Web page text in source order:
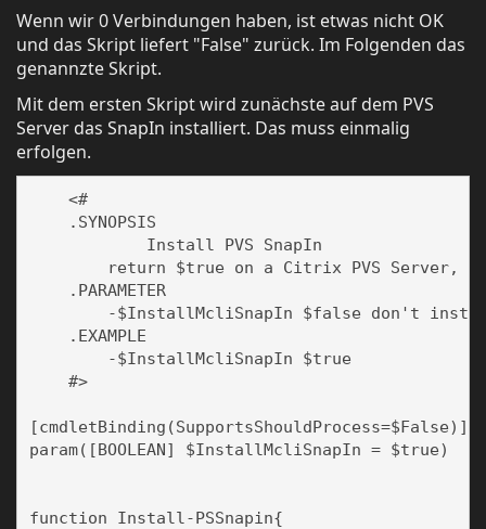
Wenn wir 0 Verbindungen haben, ist etwas nicht OK
und das Skript liefert "False" zurück. Im Folgenden das
genannzte Skript.
Mit dem ersten Skript wird zunächste auf dem PVS
Server das SnapIn installiert. Das muss einmalig
erfolgen.
    <#
    .SYNOPSIS
return $true on a Citrix PVS Server,
    .PARAMETER
-$InstallMcliSnapIn $false don't
    .EXAMPLE
        -$InstallMcliSnapIn $true
    #>
[cmdletBinding(SupportsShouldProcess=$False)]
param([BOOLEAN] $InstallMcliSnapIn = $true)
function Install-PSSnapin{